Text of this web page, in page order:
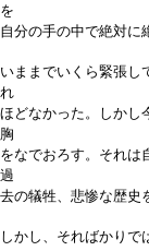
を
自分の手の中で絶対に
いままでいくら緊張し
れ
ほどなかった。しかし
胸
をなでおろす。それは
過
去の犠牲、悲惨な歴史
しかし、そればかりで